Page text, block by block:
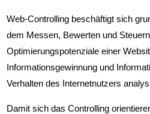
Käufer generieren
Controlling
Web-Controlling beschäftigt sich
dem Messen, Bewerten und
Optimierungspotenziale einer
Informationsgewinnung und
Verhalten des Internetnutzers
Damit sich das Controlling